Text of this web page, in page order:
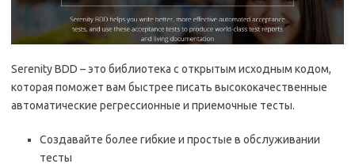
Serenity BDD – это библиотека с открытым исходным кодом,
которая поможет вам быстрее писать высококачественные
автоматические регрессионные и приемочные тесты.
Создавайте более гибкие и простые в обслуживании
тесты